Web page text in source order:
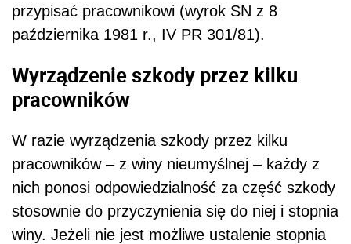
przypisać pracownikowi (wyrok SN z 8
października 1981 r., IV PR 301/81).
Wyrządzenie szkody przez kilku
pracowników
W razie wyrządzenia szkody przez kilku
pracowników – z winy nieumyślnej – każdy z
nich ponosi odpowiedzialność za część szkody
stosownie do przyczynienia się do niej i stopnia
winy. Jeżeli nie jest możliwe ustalenie stopnia